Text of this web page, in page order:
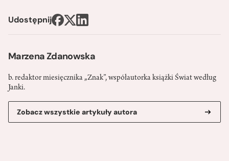
Marzena Zdanowska
b. redaktor miesięcznika „Znak”, współautorka książki Świat według
Janki.
Zobacz wszystkie artykuły autora
Udostępnij